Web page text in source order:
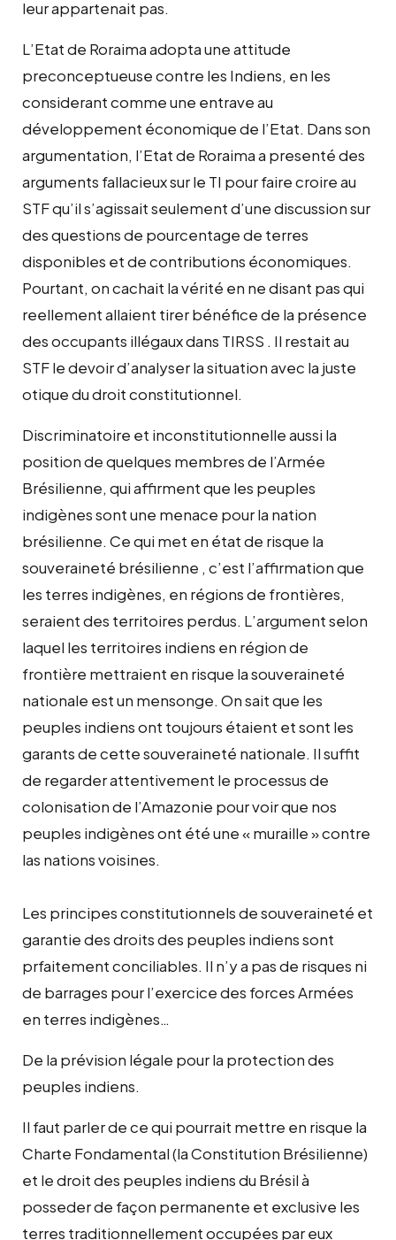
leur appartenait pas.
L’Etat de Roraima adopta une attitude
preconceptueuse contre les Indiens, en les
considerant comme une entrave au
développement économique de l’Etat. Dans son
argumentation, l’Etat de Roraima a presenté des
arguments fallacieux sur le TI pour faire croire au
STF qu’il s’agissait seulement d’une discussion sur
des questions de pourcentage de terres
disponibles et de contributions économiques.
Pourtant, on cachait la vérité en ne disant pas qui
reellement allaient tirer bénéfice de la présence
des occupants illégaux dans TIRSS . Il restait au
STF le devoir d’analyser la situation avec la juste
otique du droit constitutionnel.
Discriminatoire et inconstitutionnelle aussi la
position de quelques membres de l’Armée
Brésilienne, qui affirment que les peuples
indigènes sont une menace pour la nation
brésilienne. Ce qui met en état de risque la
souveraineté brésilienne , c’est l’affirmation que
les terres indigènes, en régions de frontières,
seraient des territoires perdus. L’argument selon
laquel les territoires indiens en région de
frontière mettraient en risque la souveraineté
nationale est un mensonge. On sait que les
peuples indiens ont toujours étaient et sont les
garants de cette souveraineté nationale. Il suffit
de regarder attentivement le processus de
colonisation de l’Amazonie pour voir que nos
peuples indigènes ont été une « muraille » contre
las nations voisines.
Les principes constitutionnels de souveraineté et
garantie des droits des peuples indiens sont
prfaitement conciliables. Il n’y a pas de risques ni
de barrages pour l’exercice des forces Armées
en terres indigènes…
De la prévision légale pour la protection des
peuples indiens.
Il faut parler de ce qui pourrait mettre en risque la
Charte Fondamental (la Constitution Brésilienne)
et le droit des peuples indiens du Brésil à
posseder de façon permanente et exclusive les
terres traditionnellement occupées par eux